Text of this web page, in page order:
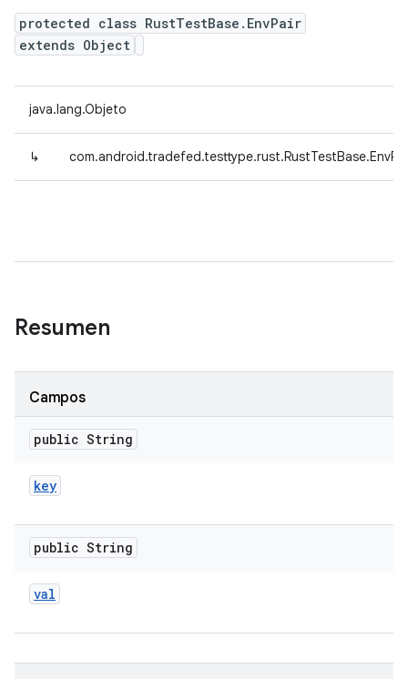
protected class RustTestBase.EnvPair
extends Object
java.lang.Objeto
↳
Resumen
Campos
public String
key
public String
val